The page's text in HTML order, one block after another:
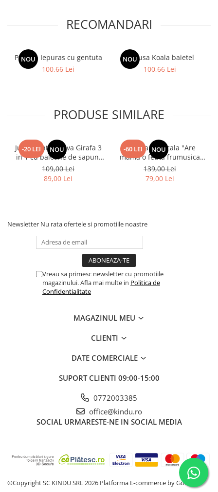
RECOMANDARI
NOU
Papusa Iepuras cu gentuta
100,66 Lei
NOU
Papusa Koala baietel
100,66 Lei
PRODUSE SIMILARE
-20 LEI NOU
Jucarie interactiva Girafa 3
in 1 cu baloane de sapun,
lumini si maner de impins
109,00 Lei
89,00 Lei
-60 LEI NOU
Papusa Muzicala "Are
mama o fetita frumusica
foc"
139,00 Lei
79,00 Lei
Newsletter Nu rata ofertele si promotiile noastre
Vreau sa primesc newsletter cu promotiile
magazinului. Afla mai multe in Politica de
Confidentialitate
MAGAZINUL MEU
CLIENTI
DATE COMERCIALE
SUPORT CLIENTI 09:00-15:00
0772003385
office@kindu.ro
SOCIAL URMARESTE-NE IN SOCIAL MEDIA
©Copyright SC KINDU SRL 2026 Platforma E-commerce by Gomag